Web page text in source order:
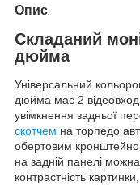
Опис
Складаний
дюйма
Універсальний
дюйма має 2
увімкнення задньої
скотчем на торпедо
обертовим
на задній панелі можна
контрастність